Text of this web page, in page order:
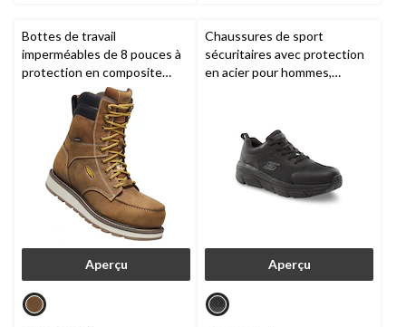
Bottes de travail
imperméables de 8 pouces à
protection en composite
pour hommes,KEEN Utility
Cincinnati
Aperçu
Chaussures de sport
sécuritaires avec protection
en acier pour hommes,
Aperçu